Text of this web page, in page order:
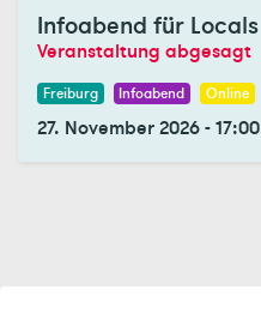
Infoabend für Locals
Veranstaltung abgesagt
Freiburg Infoabend Online
27. November 2026-17:00